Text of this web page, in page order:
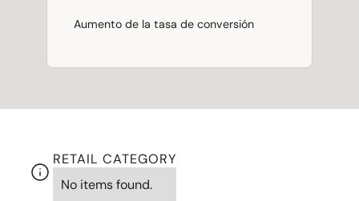
Aumento de la tasa de conversión
RETAIL CATEGORY
No items found.